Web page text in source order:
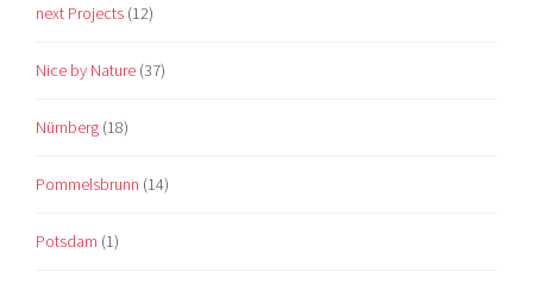
next Projects (12)
Nice by Nature (37)
Nürnberg (18)
Pommelsbrunn (14)
Potsdam (1)